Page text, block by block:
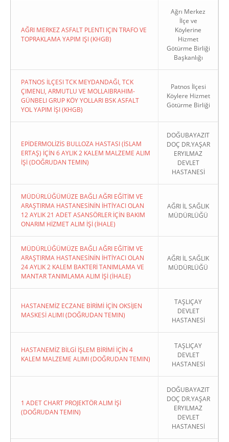
AĞRI MERKEZ ASFALT PLENTI IÇIN TRAFO VE
TOPRAKLAMA YAPIM IŞI (KHGB)
Ağrı Merkez
İlçe ve
Köylerine
Hizmet
Götürme Birliği
Başkanlığı
PATNOS İLÇESI TCK MEYDANDAĞI, TCK
ÇIMENLI, ARMUTLU VE MOLLAIBRAHIM-
GÜNBELI GRUP KÖY YOLLARI BSK ASFALT
YOL YAPIM İŞI (KHGB)
Patnos İlçesi
Köylere Hizmet
Götürme Birliği
EPİDERMOLİZİS BULLOZA HASTASI (İSLAM
ERTAŞ) İÇİN 6 AYLIK 2 KALEM MALZEME ALIM
İŞİ (DOĞRUDAN TEMIN)
DOĞUBAYAZIT
DOÇ DR.YAŞAR
ERYILMAZ
DEVLET
HASTANESİ
MÜDÜRLÜĞÜMÜZE BAĞLI AĞRI EĞİTİM VE
ARAŞTIRMA HASTANESİNİN İHTİYACI OLAN
12 AYLIK 21 ADET ASANSÖRLER İÇİN BAKIM
ONARIM HİZMET ALIM İŞİ (İHALE)
AĞRI İL SAĞLIK
MÜDÜRLÜĞÜ
MÜDÜRLÜĞÜMÜZE BAĞLI AĞRI EĞİTİM VE
ARAŞTIRMA HASTANESİNİN İHTİYACI OLAN
24 AYLIK 2 KALEM BAKTERİ TANIMLAMA VE
MANTAR TANIMLAMA ALIM İŞİ (İHALE)
AĞRI İL SAĞLIK
MÜDÜRLÜĞÜ
HASTANEMİZ ECZANE BİRİMİ İÇİN OKSİJEN
MASKESİ ALIMI (DOĞRUDAN TEMIN)
TAŞLIÇAY
DEVLET
HASTANESİ
HASTANEMİZ BİLGİ İŞLEM BİRİMİ İÇİN 4
KALEM MALZEME ALIMI (DOĞRUDAN TEMIN)
TAŞLIÇAY
DEVLET
HASTANESİ
1 ADET CHART PROJEKTÖR ALIM İŞİ
(DOĞRUDAN TEMIN)
DOĞUBAYAZIT
DOÇ DR.YAŞAR
ERYILMAZ
DEVLET
HASTANESİ